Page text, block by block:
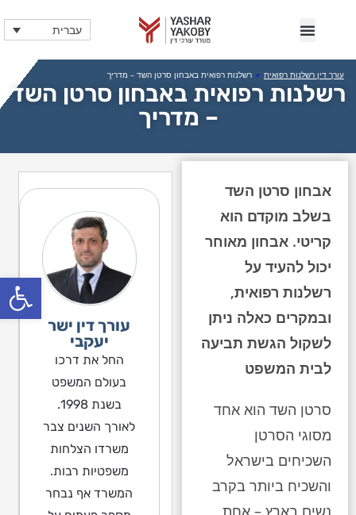
עברית
עורך דין רשלנות רפואית » רשלנות רפואית באבחון סרטן השד – מדריך
רשלנות רפואית באבחון סרטן השד
– מדריך
אבחון סרטן השד
בשלב מוקדם הוא
קריטי. אבחון מאוחר
יכול להעיד על
רשלנות רפואית,
ובמקרים כאלה ניתן
לשקול הגשת תביעה
לבית המשפט
סרטן השד הוא אחד
מסוגי הסרטן
השכיחים בישראל
והשכיח ביותר בקרב
עורך דין ישר
יעקבי
החל את דרכו
בעולם המשפט
בשנת 1998.
לאורך השנים צבר
משרדו הצלחות
משפטיות רבות.
המשרד אף נבחר